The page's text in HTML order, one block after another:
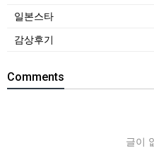
일본스타
감상후기
Comments
글이